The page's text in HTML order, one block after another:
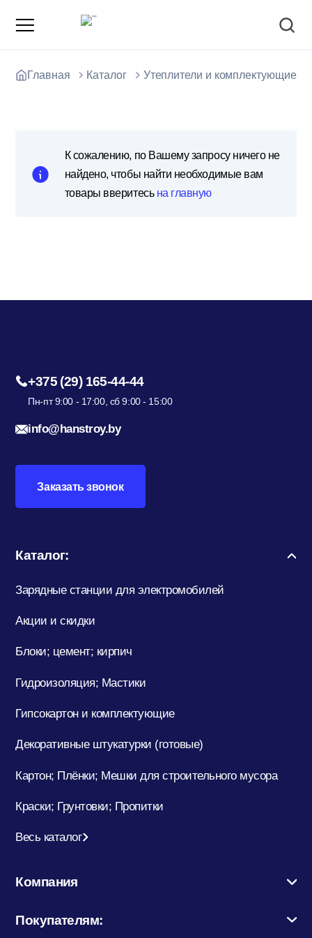
Зарядные станции для электромобилей
Гипсокартон и комплектующие
Картон; Плёнки; Мешки для
Краски; Грунтовки; Пропитки
Крепеж; Метизы
Пены; Герметики; Клей
О компании
Доставка товаров
Способы оплаты
Документы
Главная Каталог Утеплители и комплектующие
К сожалению, по Вашему запросу ничего не
найдено, чтобы найти необходимые вам
товары вверитесь на главную
+375 (29) 165-44-44
Пн-пт 9:00 - 17:00, сб 9:00 - 15:00
info@hanstroy.by
Заказать звонок
Каталог:
Зарядные станции для электромобилей
Акции и скидки
Блоки; цемент; кирпич
Гидроизоляция; Мастики
Гипсокартон и комплектующие
Декоративные штукатурки (готовые)
Картон; Плёнки; Мешки для строительного мусора
Краски; Грунтовки; Пропитки
Весь каталог
Компания
Покупателям: